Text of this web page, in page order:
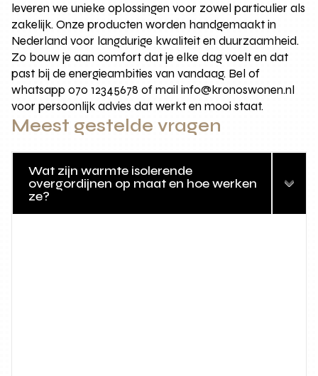
leveren we unieke oplossingen voor zowel particulier als
zakelijk. Onze producten worden handgemaakt in
Nederland voor langdurige kwaliteit en duurzaamheid.
Zo bouw je aan comfort dat je elke dag voelt en dat
past bij de energieambities van vandaag. Bel of
whatsapp 070 12345678 of mail info@kronoswonen.nl
voor persoonlijk advies dat werkt en mooi staat.
Meest gestelde vragen
Wat zijn warmte isolerende
overgordijnen op maat en hoe werken
ze?